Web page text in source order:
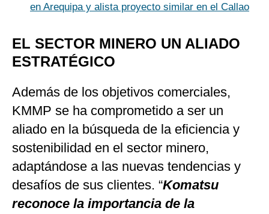
en Arequipa y alista proyecto similar en el Callao
EL SECTOR MINERO UN ALIADO
ESTRATÉGICO
Además de los objetivos comerciales,
KMMP se ha comprometido a ser un
aliado en la búsqueda de la eficiencia y
sostenibilidad en el sector minero,
adaptándose a las nuevas tendencias y
desafíos de sus clientes. “Komatsu
reconoce la importancia de la